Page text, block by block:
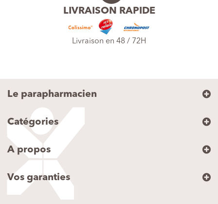
LIVRAISON RAPIDE
Livraison en 48 / 72H
Le parapharmacien
Catégories
A propos
Vos garanties